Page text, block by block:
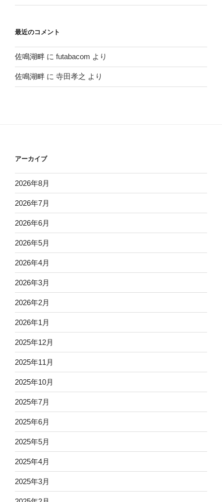
最近のコメント
佐鳴湖畔 に futabacom より
佐鳴湖畔 に 寺田孝之 より
アーカイブ
2026年8月
2026年7月
2026年6月
2026年5月
2026年4月
2026年3月
2026年2月
2026年1月
2025年12月
2025年11月
2025年10月
2025年7月
2025年6月
2025年5月
2025年4月
2025年3月